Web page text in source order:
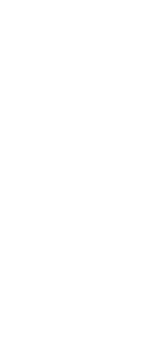
Services publics
Déchets ménagers, tri